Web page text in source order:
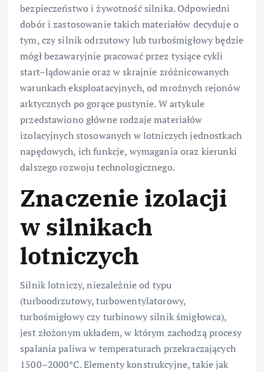
bezpieczeństwo i żywotność silnika. Odpowiedni
dobór i zastosowanie takich materiałów decyduje o
tym, czy silnik odrzutowy lub turbośmigłowy będzie
mógł bezawaryjnie pracować przez tysiące cykli
start–lądowanie oraz w skrajnie zróżnicowanych
warunkach eksploatacyjnych, od mroźnych rejonów
arktycznych po gorące pustynie. W artykule
przedstawiono główne rodzaje materiałów
izolacyjnych stosowanych w lotniczych jednostkach
napędowych, ich funkcje, wymagania oraz kierunki
dalszego rozwoju technologicznego.
Znaczenie izolacji
w silnikach
lotniczych
Silnik lotniczy, niezależnie od typu
(turboodrzutowy, turbowentylatorowy,
turbośmigłowy czy turbinowy silnik śmigłowca),
jest złożonym układem, w którym zachodzą procesy
spalania paliwa w temperaturach przekraczających
1500–2000°C. Elementy konstrukcyjne, takie jak